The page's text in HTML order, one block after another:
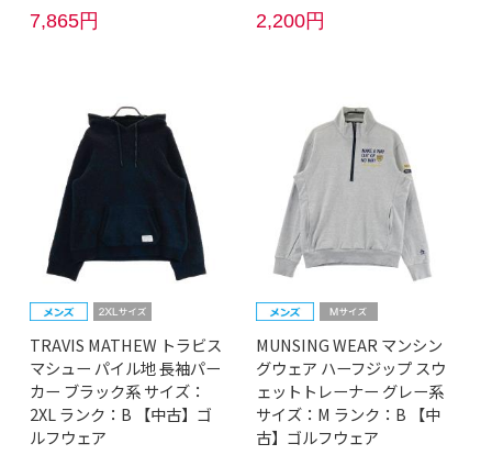
7,865円 2,200円
TRAVIS MATHEW トラビス
マシュー パイル地 長袖パー
カー ブラック系 サイズ：
2XL ランク：B 【中古】ゴ
ルフウェア
MUNSING WEAR マンシン
グウェア ハーフジップ スウ
ェットトレーナー グレー系
サイズ：M ランク：B 【中
古】ゴルフウェア